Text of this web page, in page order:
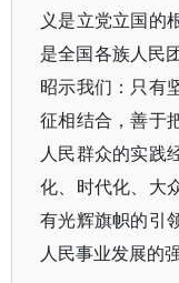
义是立党立国的
是全国各族人民
昭示我们：只有
征相结合，善于
人民群众的实践
化、时代化、大
有光辉旗帜的引
人民事业发展的